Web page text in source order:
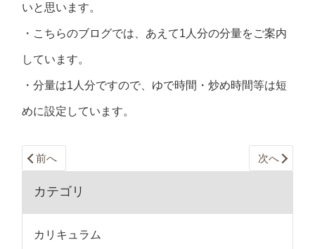
いと思います。
・こちらのブログでは、あえて1人分の分量をご案内
しています。
・分量は1人分ですので、ゆで時間・炒め時間等は短
めに設定しています。
前へ 次へ
カテゴリ
カリキュラム